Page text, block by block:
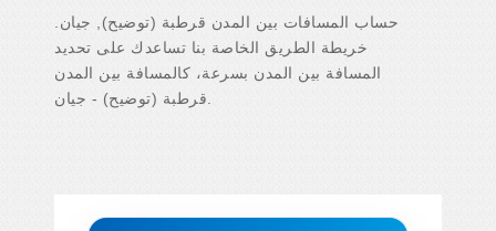
حساب المسافات بين المدن قرطبة (توضيح), جيان.
خريطة الطريق الخاصة بنا تساعدك على تحديد
المسافة بين المدن بسرعة، كالمسافة بين المدن